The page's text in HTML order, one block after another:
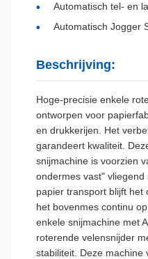
Automatisch tel- en
Automatisch Jogger
Beschrijving:
Hoge-precisie enkele
ontworpen voor
en drukkerijen. Het
garandeert kwaliteit.
snijmachine is voorzien
ondermes vast"
papier transport blijft het
het bovenmes continu
enkele snijmachine met
roterende velensnijder
stabiliteit. Deze machine